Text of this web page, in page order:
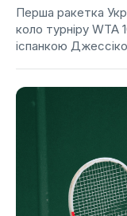
Перша ракетка
коло турніру WTA
іспанкою